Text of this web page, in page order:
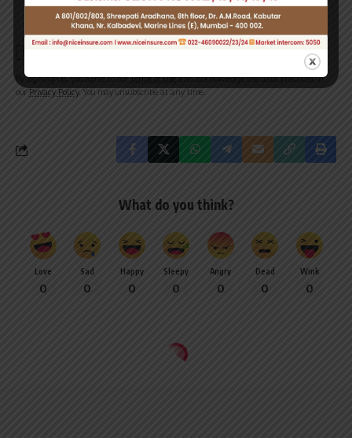
By signing up, you agree to ourTerms of Useand acknowledge the data practices in
ourPrivacy Policy. You may unsubscribe at any time.
What do you think?
Love
0
Sad
0
Happy
0
Sleepy
0
Angry
0
Dead
0
Wink
0